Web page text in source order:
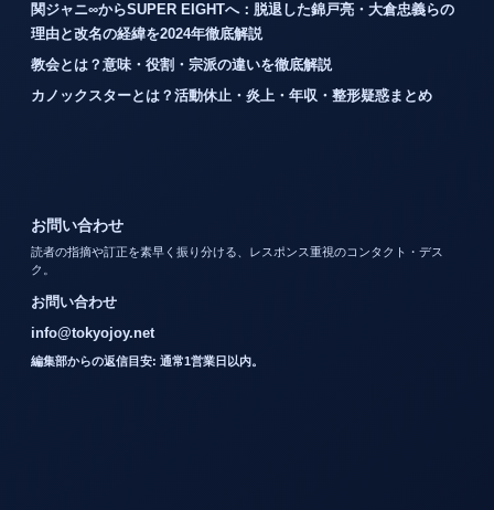
関ジャニ∞からSUPER EIGHTへ：脱退した錦戸亮・大倉忠義らの
理由と改名の経緯を2024年徹底解説
教会とは？意味・役割・宗派の違いを徹底解説
カノックスターとは？活動休止・炎上・年収・整形疑惑まとめ
お問い合わせ
読者の指摘や訂正を素早く振り分ける、レスポンス重視のコンタクト・デス
ク。
お問い合わせ
info@tokyojoy.net
編集部からの返信目安: 通常1営業日以内。